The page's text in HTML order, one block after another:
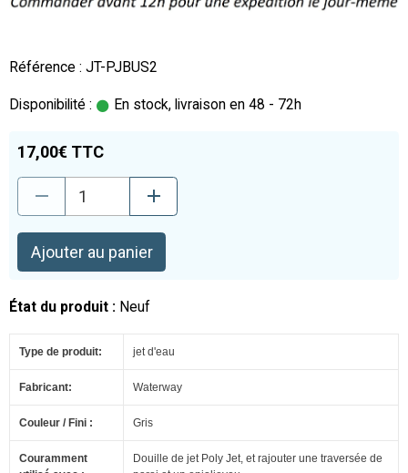
Référence : JT-PJBUS2
Disponibilité : En stock, livraison en 48 - 72h
17,00€ TTC
Ajouter au panier
État du produit : Neuf
Type de produit: jet d'eau
Fabricant: Waterway
Couleur / Fini : Gris
Couramment
Douille de jet Poly Jet, et rajouter une traversée de